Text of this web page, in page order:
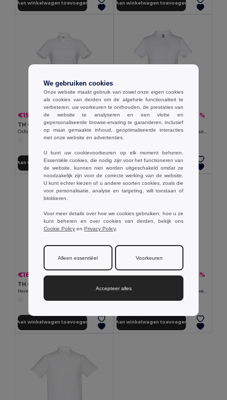
Aan winkelwagen toevoegen Aan winkelwagen toevoegen
€15.74 €23.71 -34%
TH Clothes 30201
Oxford overhemd met korte mouwen voor dames. Witte kleur
Aan winkelwagen toevoegen
€7.95 €10.73 -26%
TH Clothes 30172
Aan winkelwagen toevoegen
€18.21 €28.08 -35%
TH Clothes 30194
Herenhemd in popeline met lange mouwen. Witte kleur
Aan winkelwagen toevoegen
€18.21€27.42 -34%
Aan winkelwagen toevoegen
We gebruiken cookies
Onze website maakt gebruik van zowel onze eigen cookies
als cookies van derden om de algehele functionaliteit te
verbeteren, uw voorkeuren te onthouden, de prestaties van
de website te analyseren en een vlotte en
gepersonaliseerde browse-ervaring te garanderen, inclusief
op maat gemaakte inhoud, geoptimaliseerde interacties
met onze website en advertenties.
U kunt uw cookievoorkeuren op elk moment beheren.
Essentiële cookies, die nodig zijn voor het functioneren van
de website, kunnen niet worden uitgeschakeld omdat ze
noodzakelijk zijn voor de correcte werking van de website.
U kunt echter kiezen of u andere soorten cookies, zoals die
voor personalisatie, analyse en targeting, wilt toestaan of
blokkeren.
Voor meer details over hoe we cookies gebruiken, hoe u ze
kunt beheren en over cookies van derden, bekijk ons
Cookie Policy en Privacy Policy.
Alleen essentiëel Voorkeuren
Accepteer alles